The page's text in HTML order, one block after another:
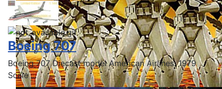
Boeing 707
Boeing 707 Diecast model American Airlines. 1979
Scale ...